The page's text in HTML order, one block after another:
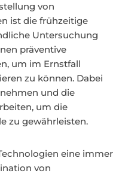
von
ist die frühzeitige
Untersuchung
präventive
um im Ernstfall
zu können. Dabei
und die
um die
zu gewährleisten.
eine immer
von